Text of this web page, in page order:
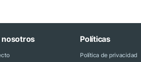
nosotros Políticas
Política de privacidad